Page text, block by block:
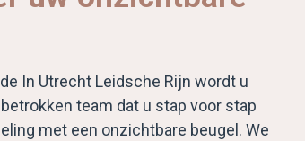
In Utrecht Leidsche Rijn wordt u
team dat u stap voor stap
met een onzichtbare beugel. We